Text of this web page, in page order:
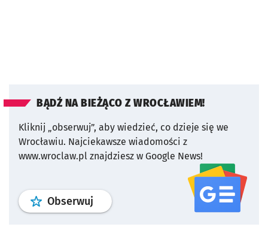
BĄDŹ NA BIEŻĄCO Z WROCŁAWIEM!
Kliknij „obserwuj”, aby wiedzieć, co dzieje się we
Wrocławiu. Najciekawsze wiadomości z
www.wroclaw.pl znajdziesz w Google News!
Obserwuj profil serwisu